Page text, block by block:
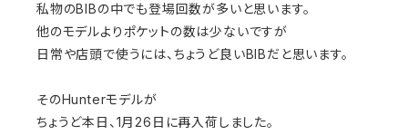
私物のBIBの中でも登場回数が多いと思います。
他のモデルよりポケットの数は少ないですが
日常や店頭で使うには、ちょうど良いBIBだと思います。
そのHunterモデルが
ちょうど本日、1月26日に再入荷しました。